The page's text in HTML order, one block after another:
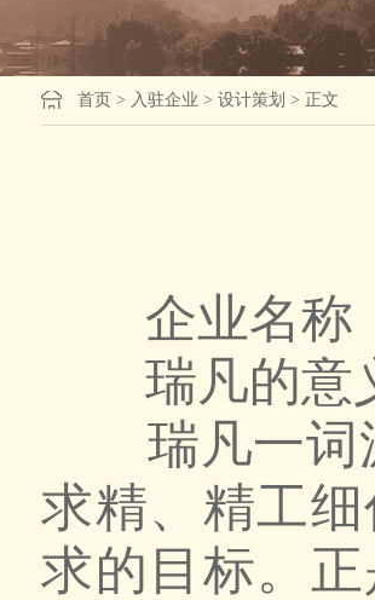
首页 > 入驻企业 > 设计策划 > 正文
企业名称：
瑞凡的意
瑞凡一词源
求精、精工
求的目标。